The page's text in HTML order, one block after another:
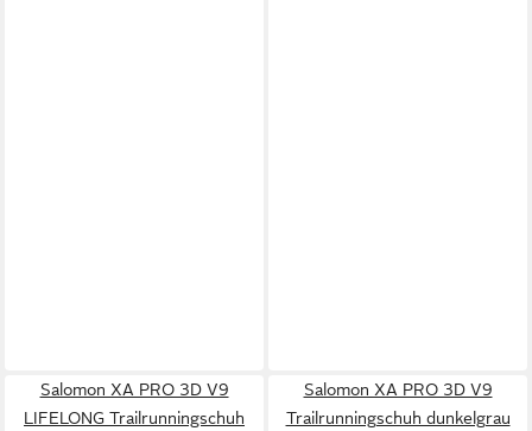
Salomon XA PRO 3D V9
LIFELONG Trailrunningschuh
Salomon XA PRO 3D V9
Trailrunningschuh dunkelgrau